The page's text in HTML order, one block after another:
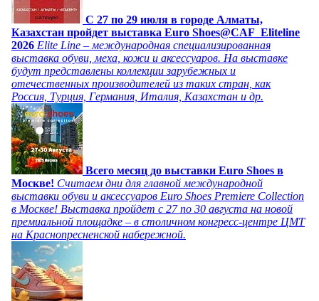
C 27 по 29 июля в городе Алматы,
Казахстан пройдет выставка Euro Shoes@CAF_Eliteline
2026 Elite Line – международная специализированная
выставка обуви, меха, кожи и аксессуаров. На выставке
будут представлены коллекции зарубежных и
отечественных производителей из таких стран, как
Россия, Турция, Германия, Италия, Казахстан и др.
Всего месяц до выставки Euro Shoes в
Москве! Считаем дни для главной международной
выставки обуви и аксессуаров Euro Shoes Premiere Collection
в Москве! Выставка пройдет с 27 по 30 августа на новой
премиальной площадке – в столичном конгресс-центре ЦМТ
на Краснопресненской набережной.